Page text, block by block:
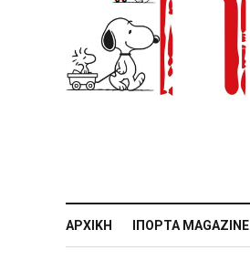
ΑΡΧΙΚΉ IΠΌΡΤΑ MAGAZINE